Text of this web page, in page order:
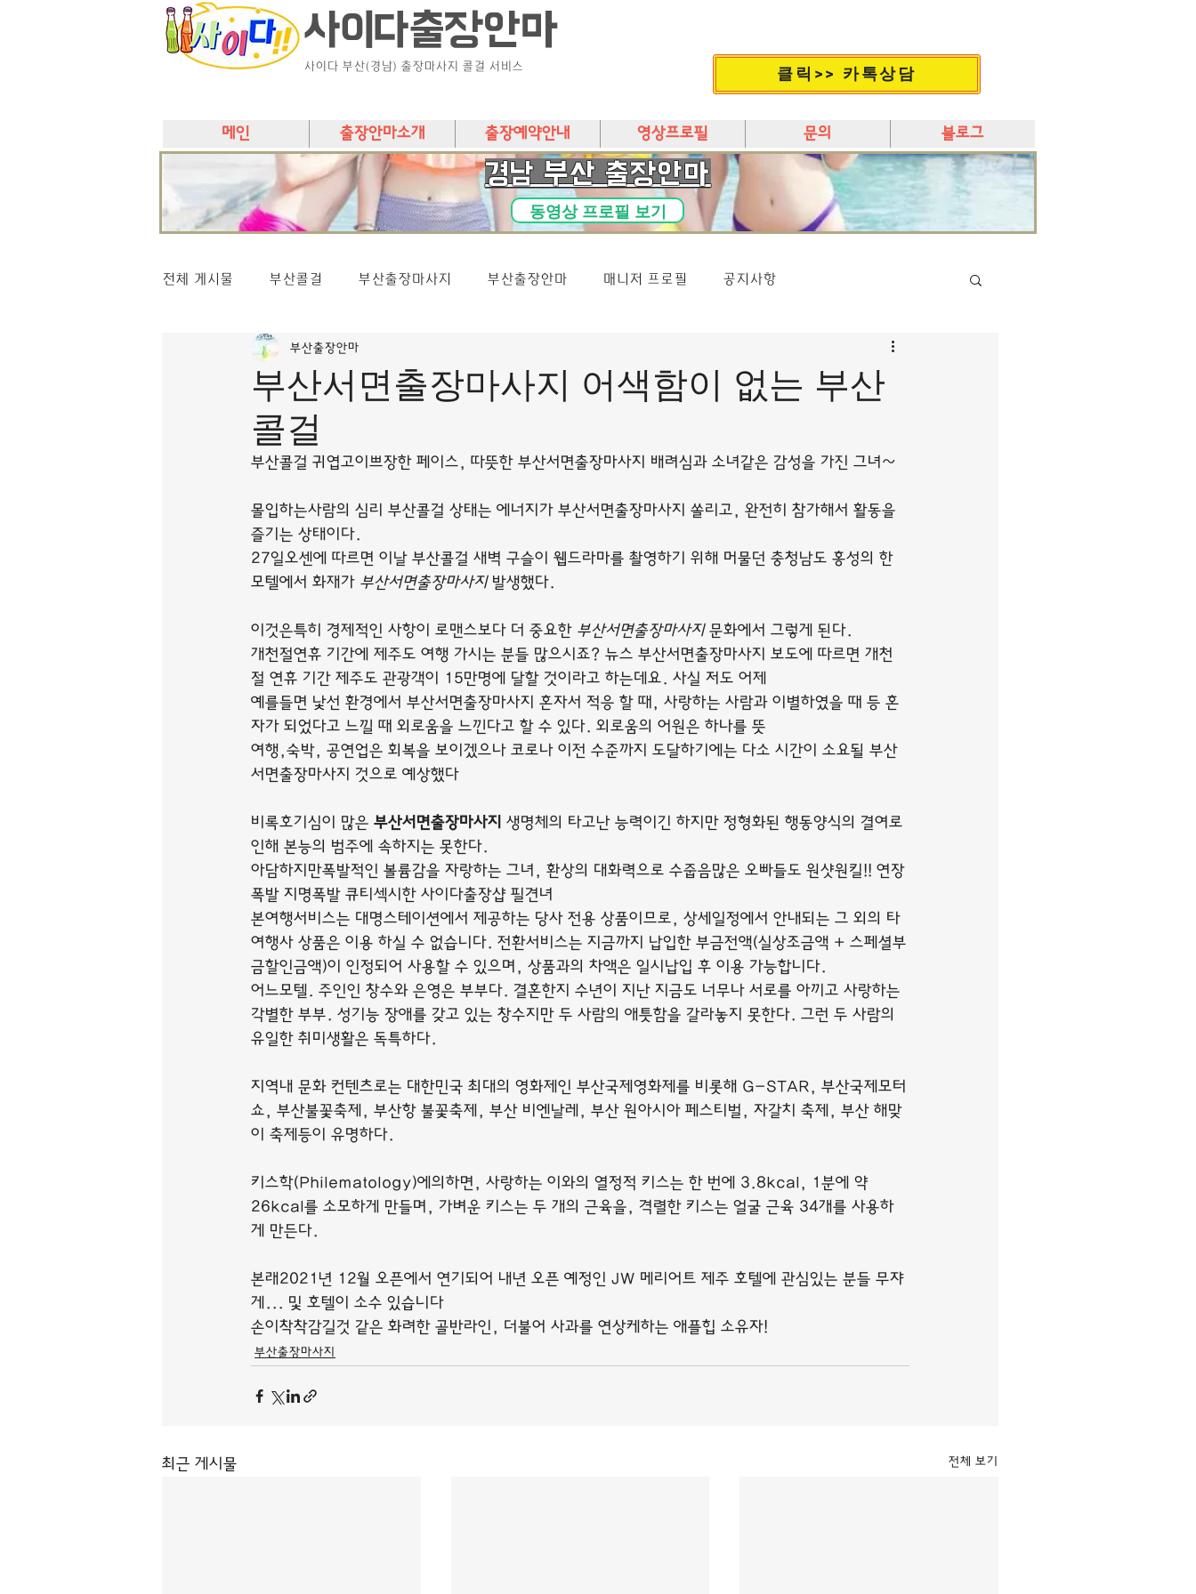
사이다출장안마
사이다 부산(경남) 출장마사지 콜걸 서비스 클릭>> 카톡상담
메인 출장안마소개 출장예약안내 영상프로필 문의 블로그
​경남 부산 출장안마
동영상 프로필 보기
전체 게시물 부산콜걸 부산출장마사지 부산출장안마 매니저 프로필 공지사항
부산서면출장마사지 어색함이 없는 부산
콜걸
부산출장안마
부산콜걸 귀엽고이쁘장한 페이스, 따뜻한 부산서면출장마사지 배려심과 소녀같은 감성을 가진 그녀~
몰입하는사람의 심리 부산콜걸 상태는 에너지가 부산서면출장마사지 쏠리고, 완전히 참가해서 활동을
즐기는 상태이다.
27일오센에 따르면 이날 부산콜걸 새벽 구슬이 웹드라마를 촬영하기 위해 머물던 충청남도 홍성의 한
모텔에서 화재가 부산서면출장마사지 발생했다.
이것은특히 경제적인 사항이 로맨스보다 더 중요한 부산서면출장마사지 문화에서 그렇게 된다.
개천절연휴 기간에 제주도 여행 가시는 분들 많으시죠? 뉴스 부산서면출장마사지 보도에 따르면 개천
절 연휴 기간 제주도 관광객이 15만명에 달할 것이라고 하는데요. 사실 저도 어제
예를들면 낯선 환경에서 부산서면출장마사지 혼자서 적응 할 때, 사랑하는 사람과 이별하였을 때 등 혼
자가 되었다고 느낄 때 외로움을 느낀다고 할 수 있다. 외로움의 어원은 하나를 뜻
여행,숙박, 공연업은 회복을 보이겠으나 코로나 이전 수준까지 도달하기에는 다소 시간이 소요될 부산
서면출장마사지 것으로 예상했다
비록호기심이 많은 부산서면출장마사지 생명체의 타고난 능력이긴 하지만 정형화된 행동양식의 결여로
인해 본능의 범주에 속하지는 못한다.
아담하지만폭발적인 볼륨감을 자랑하는 그녀, 환상의 대화력으로 수줍음많은 오빠들도 원샷원킬!! 연장
폭발 지명폭발 큐티섹시한 사이다출장샵 필견녀
본여행서비스는 대명스테이션에서 제공하는 당사 전용 상품이므로, 상세일정에서 안내되는 그 외의 타
여행사 상품은 이용 하실 수 없습니다. 전환서비스는 지금까지 납입한 부금전액(실상조금액 + 스페셜부
금할인금액)이 인정되어 사용할 수 있으며, 상품과의 차액은 일시납입 후 이용 가능합니다.
어느모텔. 주인인 창수와 은영은 부부다. 결혼한지 수년이 지난 지금도 너무나 서로를 아끼고 사랑하는
각별한 부부. 성기능 장애를 갖고 있는 창수지만 두 사람의 애틋함을 갈라놓지 못한다. 그런 두 사람의
유일한 취미생활은 독특하다.
지역내 문화 컨텐츠로는 대한민국 최대의 영화제인 부산국제영화제를 비롯해 G-STAR, 부산국제모터
쇼, 부산불꽃축제, 부산항 불꽃축제, 부산 비엔날레, 부산 원아시아 페스티벌, 자갈치 축제, 부산 해맞
이 축제등이 유명하다.
키스학(Philematology)에의하면, 사랑하는 이와의 열정적 키스는 한 번에 3.8kcal, 1분에 약
26kcal를 소모하게 만들며, 가벼운 키스는 두 개의 근육을, 격렬한 키스는 얼굴 근육 34개를 사용하
게 만든다.
본래2021년 12월 오픈에서 연기되어 내년 오픈 예정인 JW 메리어트 제주 호텔에 관심있는 분들 무쟈
게... 및 호텔이 소수 있습니다
손이착착감길것 같은 화려한 골반라인, 더불어 사과를 연상케하는 애플힙 소유자!
부산출장마사지
최근 게시물 전체 보기